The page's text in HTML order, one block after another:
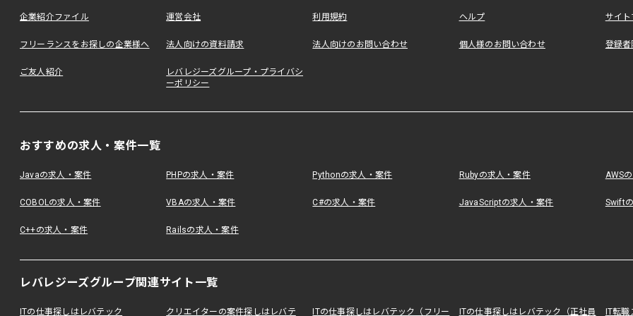
企業紹介ファイル 運営会社 利用規約 ヘルプ サイ
フリーランスをお探しの企業様へ 法人向けの資料請求 法人向けのお問い合わせ 個人様のお問い合わせ 登録者
ご友人紹介
レバレジーズグループ・プライバシ
ーポリシー
おすすめの求人・案件一覧
Javaの求人・案件 PHPの求人・案件 Pythonの求人・案件 Rubyの求人・案件 AWS
COBOLの求人・案件 VBAの求人・案件 C#の求人・案件 JavaScriptの求人・案件 Swift
C++の求人・案件 Railsの求人・案件
レバレジーズグループ関連サイト一覧
ITの仕事探しはレバテック クリエイターの案件探しはレバテ ITの仕事探しはレバテック（フリー ITの仕事探しはレバテック（正社員 IT転